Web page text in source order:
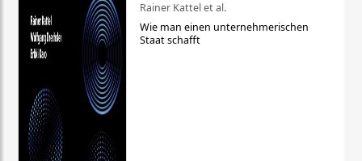
Rainer Kattel et al.
Wie man einen unternehmerischen
Staat schafft